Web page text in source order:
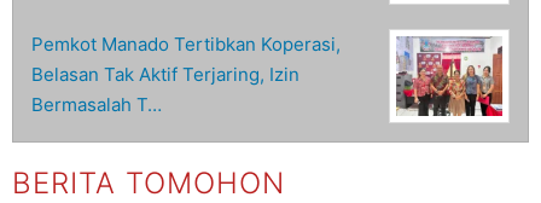
Pemkot Manado Tertibkan Koperasi,
Belasan Tak Aktif Terjaring, Izin
Bermasalah T…
BERITA TOMOHON